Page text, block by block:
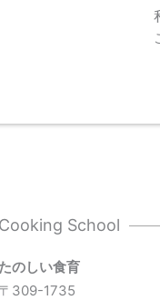
Cooking School
たのしい食育
〒309-1735